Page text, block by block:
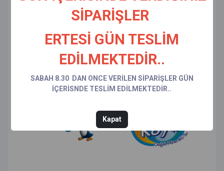
SİPARİŞLER
ERTESİ GÜN TESLİM
EDİLMEKTEDİR..
SABAH 8.30 DAN ONCE VERİLEN SİPARİŞLER GÜN
İÇERİSNDE TESLİM EDİLMEKTEDİR..
Kapat
Markalar Kategoriler
MARKALAR
Marka Seçimi
Seçiminden sonra ürünler ve kategoriler yalnizca o markaya gore